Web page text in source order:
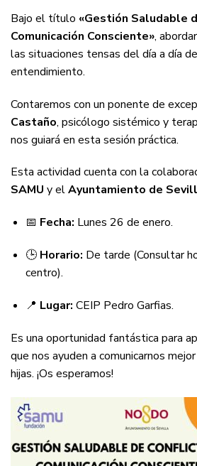
Bajo el título «Gestión Saludable
Comunicación Consciente»,
las situaciones tensas del día a día
entendimiento.
Contaremos con un ponente de
Castaño, psicólogo sistémico y
nos guiará en esta sesión práctica.
Esta actividad cuenta con la
SAMU y elAyuntamiento de
📅 Fecha: Lunes 26 de enero.
🕒 Horario: De tarde (Consultar
centro).
📍 Lugar: CEIP Pedro Garfias.
Es una oportunidad fantástica para
que nos ayuden a comunicarnos
hijas. ¡Os esperamos!